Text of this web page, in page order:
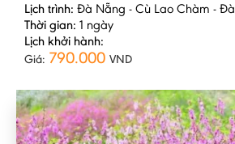
Lịch trình: Đà Nẵng - Cù Lao Chàm -
Thời gian: 1 ngày
Lịch khởi hành:
Giá: 790.000 VND